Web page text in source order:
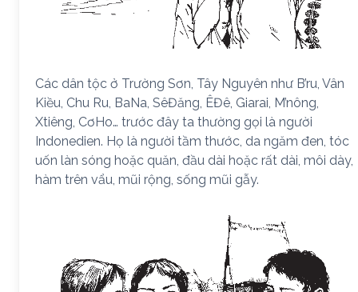
Các dân tộc ở Trường Sơn, Tây Nguyên như B’ru, Vân
Kiều, Chu Ru, BaNa, SêĐăng, ÊĐê, Giarai, M’nông,
Xtiêng, CơHo… trước đây ta thường gọi là người
Indonedien. Họ là người tầm thước, da ngăm đen, tóc
uốn làn sóng hoặc quăn, đầu dài hoặc rất dài, môi dày,
hàm trên vẩu, mũi rộng, sống mũi gẫy.